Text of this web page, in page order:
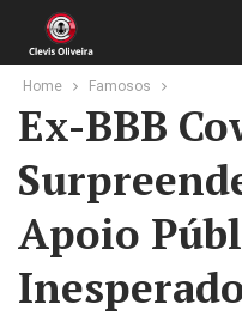
Home Famosos
Ex-BBB
Apoio